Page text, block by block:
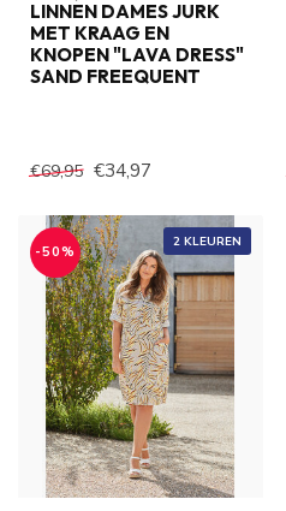
LINNEN DAMES JURK
MET KRAAG EN
KNOPEN "LAVA DRESS"
SAND FREEQUENT
€69,95 €34,97
2 KLEUREN
-50%